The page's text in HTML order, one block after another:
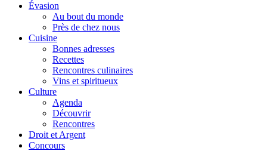
Évasion
Au bout du monde
Près de chez nous
Cuisine
Bonnes adresses
Recettes
Rencontres culinaires
Vins et spiritueux
Culture
Agenda
Découvrir
Rencontres
Droit et Argent
Concours